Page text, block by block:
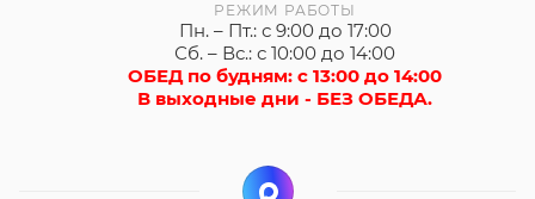
РЕЖИМ РАБОТЫ
Пн. – Пт.: с 9:00 до 17:00
Сб. – Вс.: с 10:00 до 14:00
ОБЕД по будням: с 13:00 до 14:00
В выходные дни - БЕЗ ОБЕДА.